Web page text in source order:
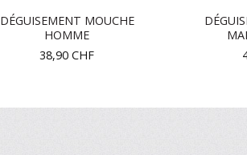
DÉGUISEMENT MOUCHE
HOMME
38,90 CHF